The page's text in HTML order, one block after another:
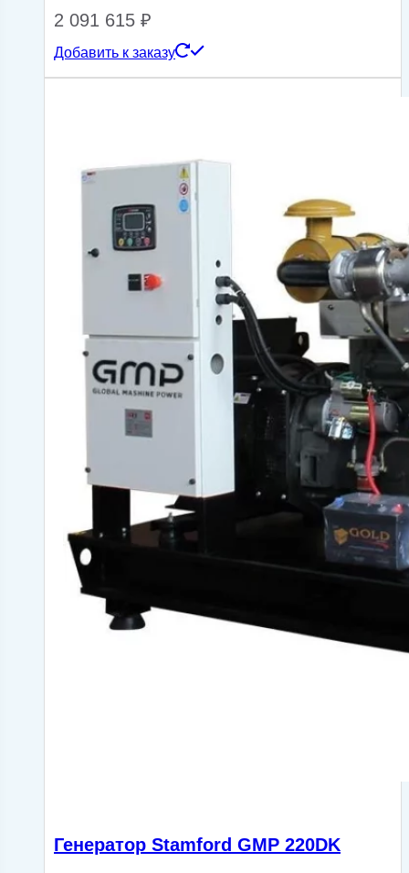
2 091 615 ₽
Добавить к заказу
Генератор Stamford GMP 220DK